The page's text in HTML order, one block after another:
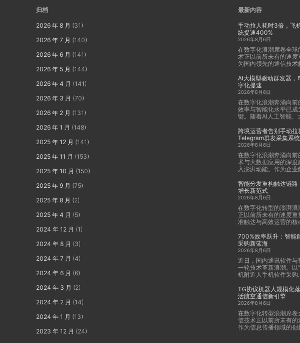
归档
2026 年 8 月 (31)
2026 年 7 月 (140)
2026 年 6 月 (141)
2026 年 5 月 (144)
2026 年 4 月 (141)
2026 年 3 月 (70)
2026 年 2 月 (131)
2026 年 1 月 (148)
2025 年 12 月 (141)
2025 年 11 月 (153)
2025 年 10 月 (150)
2025 年 9 月 (75)
2025 年 8 月 (2)
2025 年 4 月 (5)
2024 年 12 月 (1)
2024 年 8 月 (3)
2024 年 7 月 (4)
2024 年 6 月 (6)
2024 年 3 月 (2)
2024 年 2 月 (14)
2024 年 1 月 (13)
2023 年 12 月 (24)
最新内容
手动拉人耗时3倍，飞
统提速400%
2026年8月6日
在数字化浪潮席卷全
术正以前所未有的速
为国内领先的通信技术
AI大模型驱动群发器，
字化提速
2026年8月6日
在数字化浪潮奔涌向
效率与智能化水平已
键。随着AI人工智能、
跨境运营者告别手动拉
Telegram群发采集系
2026年8月6日
在数字化浪潮奔涌向
术与大数据应用的深
入澎湃动能。作为企业
智能分发重构触达链
增长新范式
2026年8月6日
在数字化转型的澎湃
正以前所未有的速度
准触达与高效运营的核
700%效率跃升：智能
采购新蓝海
2026年8月6日
近日，国内通讯软件
一轮技术革新浪潮。以
机附近人手机软件采购
TG协议机器人规模化
活航空通信新引擎
2026年8月6日
在数字化转型浪潮席
信技术正以前所未有的
作为信息传播领域的创